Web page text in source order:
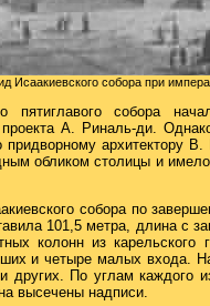
Исаакиевского собора при
пятиглавого собора
проекта А. Риналь-ди.
придворному
обликом столицы и
собора по
101,5 метра, длина с
колонн из
и четыре малых входа.
других. По углам каждого
высечены надписи.